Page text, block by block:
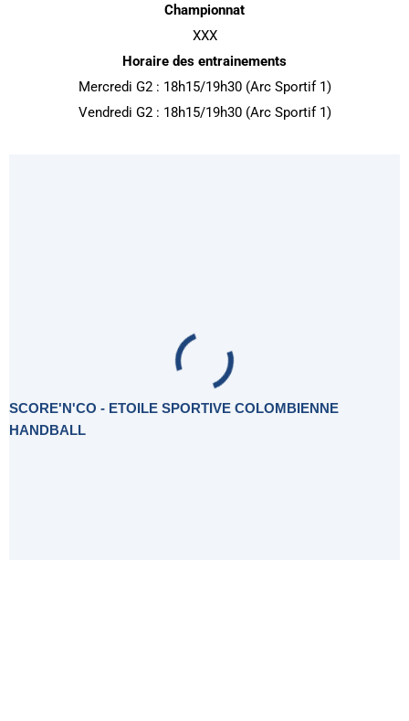
Championnat
XXX
Horaire des entrainements
Mercredi G2 : 18h15/19h30 (Arc Sportif 1)
Vendredi G2 : 18h15/19h30 (Arc Sportif 1)
SCORE'N'CO - ETOILE SPORTIVE COLOMBIENNE
HANDBALL